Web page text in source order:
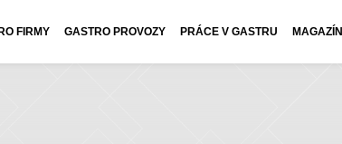
FIRMY GASTRO PROVOZY PRÁCE V GASTRU MAGAZÍN